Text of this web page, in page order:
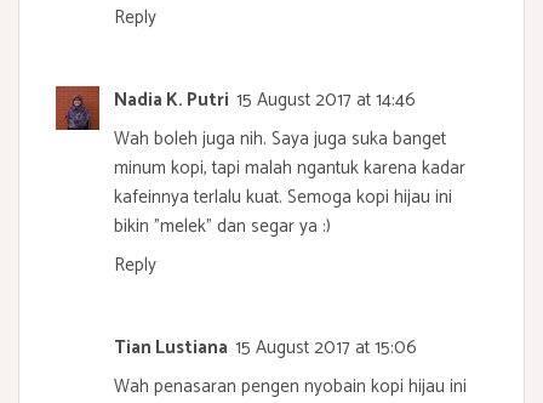
Reply
Nadia K. Putri 15 August 2017 at 14:46
Wah boleh juga nih. Saya juga suka banget
minum kopi, tapi malah ngantuk karena kadar
kafeinnya terlalu kuat. Semoga kopi hijau ini
bikin "melek" dan segar ya :)
Reply
Tian Lustiana 15 August 2017 at 15:06
Wah penasaran pengen nyobain kopi hijau ini